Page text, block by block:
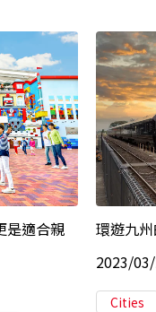
是適合親
環遊九
2023/
Cities